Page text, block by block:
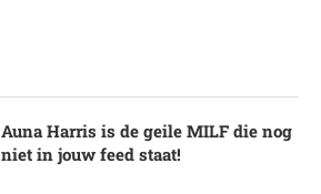
Auna Harris is de geile MILF die nog
niet in jouw feed staat!